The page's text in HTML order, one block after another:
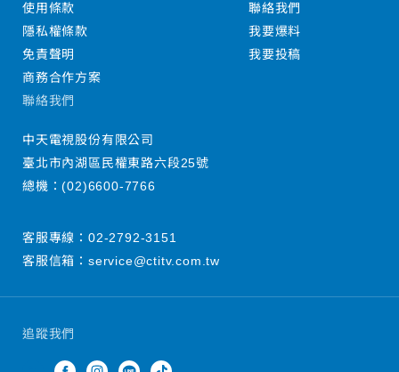
追蹤我們
使用條款
隱私權條款
免責聲明
商務合作方案
聯絡我們
我要爆料
我要投稿
聯絡我們
中天電視股份有限公司
臺北市內湖區民權東路六段25號
總機：(02)6600-7766
客服專線： 02-2792-3151
客服信箱： service@ctitv.com.tw